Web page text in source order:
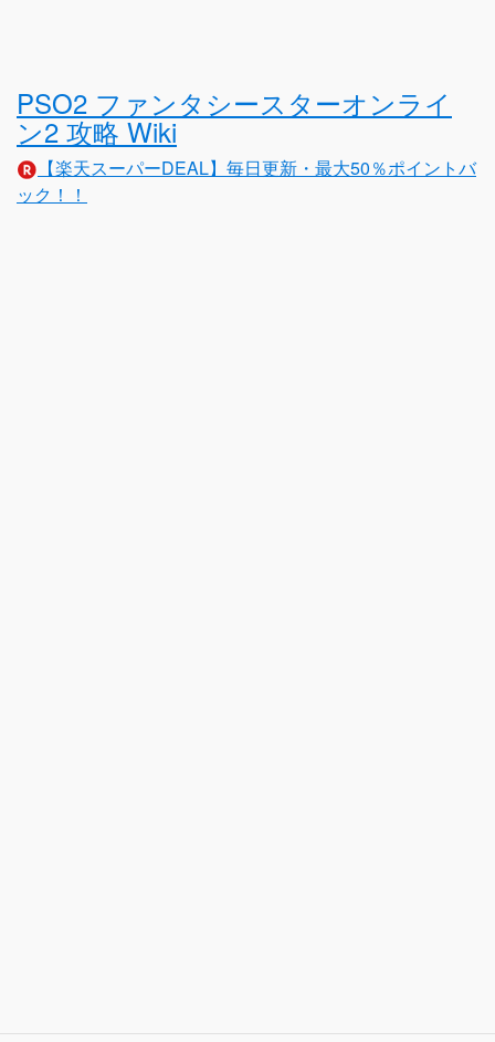
PSO2 ファンタシースターオンライ
ン2 攻略 Wiki
【楽天スーパーDEAL】毎日更新・最大50％ポイントバ
ック！！